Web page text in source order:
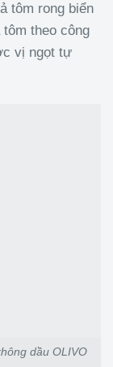
tôm rong biển
theo công
vị ngọt tự
dầu OLIVO